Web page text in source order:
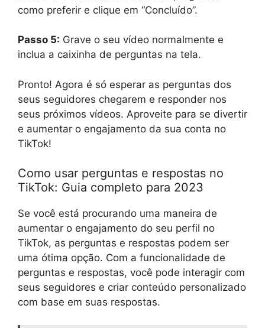
como preferir e clique em “Concluído”.
Passo 5: Grave o seu vídeo normalmente e
inclua a caixinha de perguntas na tela.
Pronto! Agora é só esperar as perguntas dos
seus seguidores chegarem e responder nos
seus próximos vídeos. Aproveite para se divertir
e aumentar o engajamento da sua conta no
TikTok!
Como usar perguntas e respostas no
TikTok: Guia completo para 2023
Se você está procurando uma maneira de
aumentar o engajamento do seu perfil no
TikTok, as perguntas e respostas podem ser
uma ótima opção. Com a funcionalidade de
perguntas e respostas, você pode interagir com
seus seguidores e criar conteúdo personalizado
com base em suas respostas.